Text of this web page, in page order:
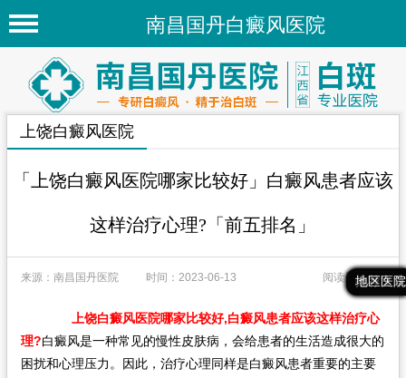
南昌国丹白癜风医院
首页
医院简介
医院新闻
专家团队
先进技术
白癜风常识
白癜风人群
白癜风部位
最新文章
热门文章
推荐文章
地区医院
上饶白癜风医院
「上饶白癜风医院哪家比较好」白癜风患者应该
这样治疗心理?「前五排名」
来源：南昌国丹医院 时间：2023-06-13 阅读量：160
上饶白癜风医院哪家比较好,白癜风患者应该这样治疗心
理?白癜风是一种常见的慢性皮肤病，会给患者的生活造成很大的
困扰和心理压力。因此，治疗心理同样是白癜风患者重要的主要